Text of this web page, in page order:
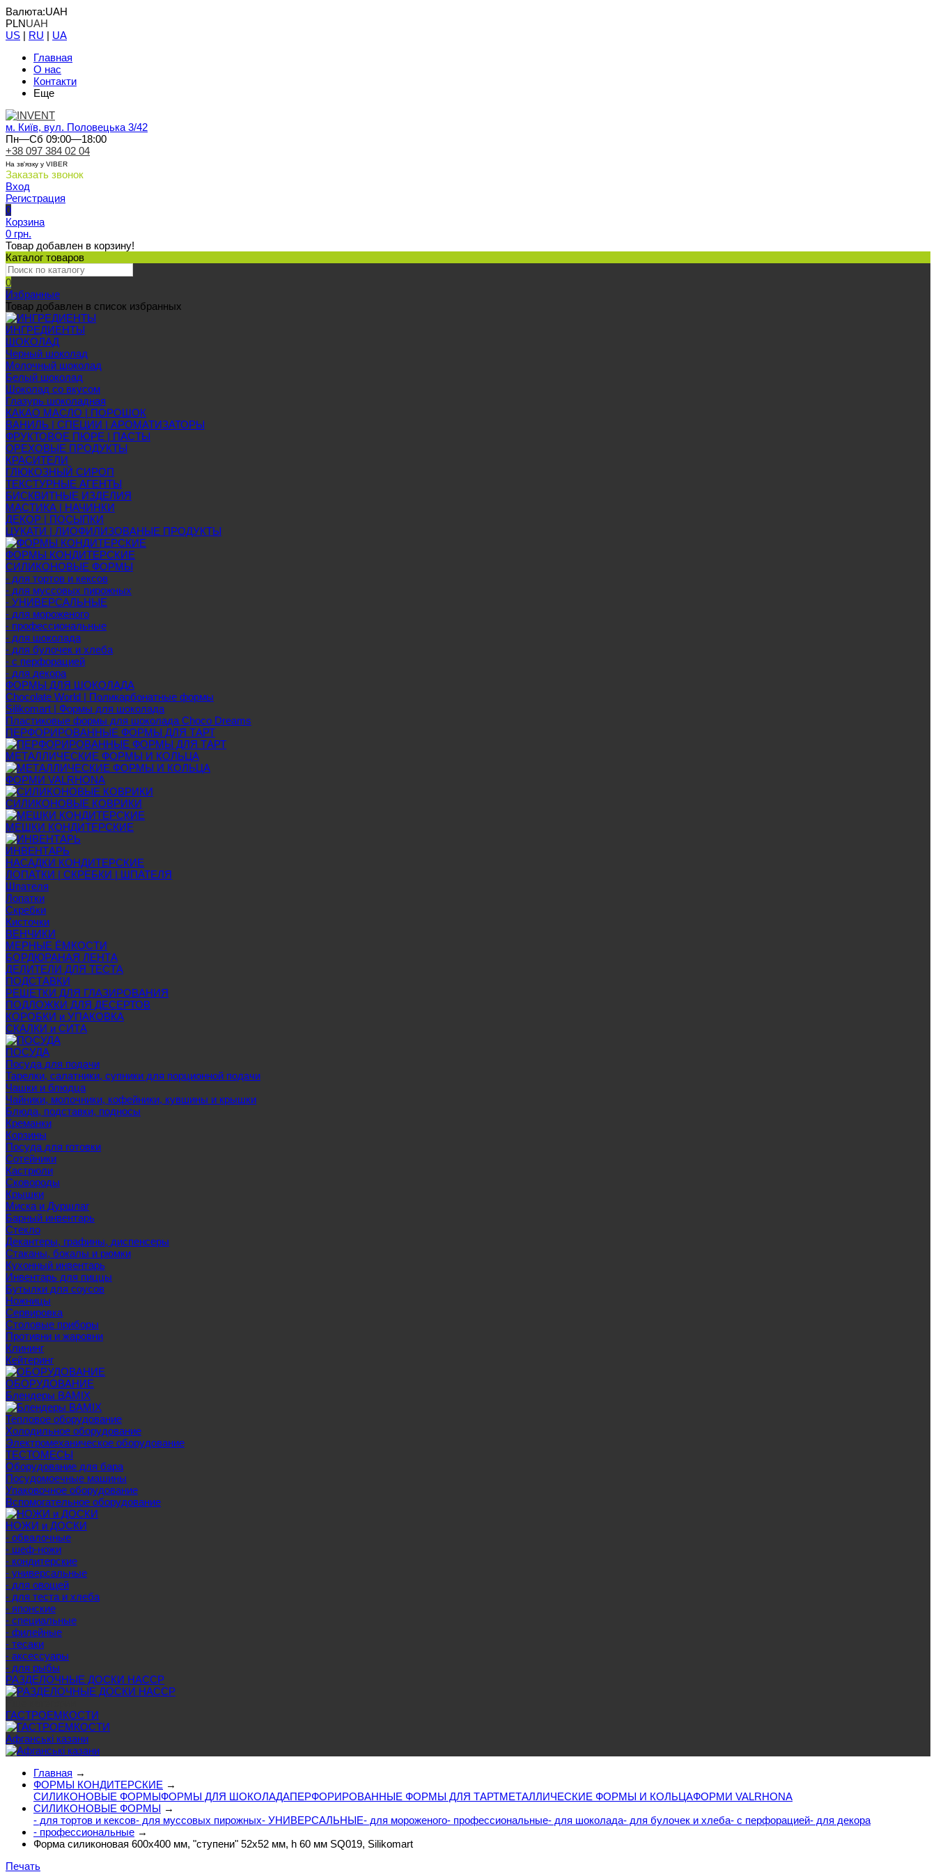
Валюта:UAH
PLNUAH
US | RU | UA
Главная
О нас
Контакти
Еще
м. Київ, вул. Половецька 3/42
Пн—Сб 09:00—18:00
+38 097 384 02 04
На зв'язку у VIBER
Заказать звонок
Вход
Регистрация
0
Корзина
0 грн.
Товар добавлен в корзину!
Каталог товаров
0
Избранные
Товар добавлен в список избранных
ИНГРЕДИЕНТЫ
ШОКОЛАД
Черный шоколад
Молочный шоколад
Белый шоколад
Шоколад со вкусом
Глазурь шоколадная
КАКАО МАСЛО | ПОРОШОК
ВАНИЛЬ | СПЕЦИИ | АРОМАТИЗАТОРЫ
ФРУКТОВОЕ ПЮРЕ | ПАСТЫ
ОРЕХОВЫЕ ПРОДУКТЫ
КРАСИТЕЛИ
ГЛЮКОЗНЫЙ СИРОП
ТЕКСТУРНЫЕ АГЕНТЫ
БИСКВИТНЫЕ ИЗДЕЛИЯ
МАСТИКА | НАЧИНКИ
ДЕКОР | ПОСЫПКИ
ЦУКАТИ | ЛИОФИЛИЗОВАНЫЕ ПРОДУКТЫ
ФОРМЫ КОНДИТЕРСКИЕ
СИЛИКОНОВЫЕ ФОРМЫ
- для тортов и кексов
- для муссовых пирожных
- УНИВЕРСАЛЬНЫЕ
- для мороженого
- профессиональные
- для шоколада
- для булочек и хлеба
- с перфорацией
- для декора
ФОРМЫ ДЛЯ ШОКОЛАДА
Chocolate World | Поликарбонатные формы
Silikomart | Формы для шоколада
Пластиковые формы для шоколада Choco Dreams
ПЕРФОРИРОВАННЫЕ ФОРМЫ ДЛЯ ТАРТ
МЕТАЛЛИЧЕСКИЕ ФОРМЫ И КОЛЬЦА
ФОРМИ VALRHONA
СИЛИКОНОВЫЕ КОВРИКИ
МЕШКИ КОНДИТЕРСКИЕ
ИНВЕНТАРЬ
НАСАДКИ КОНДИТЕРСКИЕ
ЛОПАТКИ | СКРЕБКИ | ШПАТЕЛЯ
Шпателя
Лопатки
Скребки
Кисточки
ВЕНЧИКИ
МЕРНЫЕ ЁМКОСТИ
БОРДЮРАНАЯ ЛЕНТА
ДЕЛИТЕЛИ ДЛЯ ТЕСТА
ПОДСТАВКИ
РЕШЕТКИ ДЛЯ ГЛАЗИРОВАНИЯ
ПОДЛОЖКИ ДЛЯ ДЕСЕРТОВ
КОРОБКИ и УПАКОВКА
СКАЛКИ и СИТА
ПОСУДА
Посуда для подачи
Тарелки, салатники, супники для порционной подачи
Чашки и блюдца
Чайники, молочники, кофейники, кувшины и крышки
Блюда, подставки, подносы
Креманки
Корзины
Посуда для готовки
Сотейники
Кастрюли
Сковороды
Крышки
Миска и Дуршлаг
Барный инвентарь
Стекло
Декантеры, графины, диспенсеры
Стаканы, бокалы и рюмки
Кухонный инвентарь
Инвентарь для пиццы
Бутылки для соусов
Ножницы
Сервировка
Столовые приборы
Противни и жаровни
Клининг
Кейтеринг
ОБОРУДОВАНИЕ
Блендеры BAMIX
Тепловое оборудование
Холодильное оборудование
Электромеханическое оборудование
ТЕСТОМЕСЫ
Оборудование для бара
Посудомоечные машины
Упаковочное оборудование
Вспомогательное оборудование
НОЖИ и ДОСКИ
- обвалочные
- шеф-ножи
- кондитерские
- универсальные
- для овощей
- для теста и хлеба
- японские
- специальные
- филейные
- тесаки
- аксессуары
- для рыбы
РАЗДЕЛОЧНЫЕ ДОСКИ HACCP
ГАСТРОЕМКОСТИ
Афганські казани
Главная →
ФОРМЫ КОНДИТЕРСКИЕ →
СИЛИКОНОВЫЕ ФОРМЫФОРМЫ ДЛЯ ШОКОЛАДАПЕРФОРИРОВАННЫЕ ФОРМЫ ДЛЯ ТАРТМЕТАЛЛИЧЕСКИЕ ФОРМЫ И КОЛЬЦАФОРМИ VALRHONA
СИЛИКОНОВЫЕ ФОРМЫ →
- для тортов и кексов- для муссовых пирожных- УНИВЕРСАЛЬНЫЕ- для мороженого- профессиональные- для шоколада- для булочек и хлеба- с перфорацией- для декора
- профессиональные →
Форма силиконовая 600x400 мм, "ступени" 52х52 мм, h 60 мм SQ019, Silikomart
Печать